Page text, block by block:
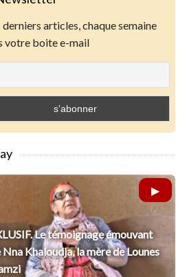
derniers articles, chaque semaine
votre boite e-mail
Le témoignage émouvant
Nna Khaloudja, la mère de Lounes